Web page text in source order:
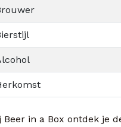
Beer in a Box ontdek je